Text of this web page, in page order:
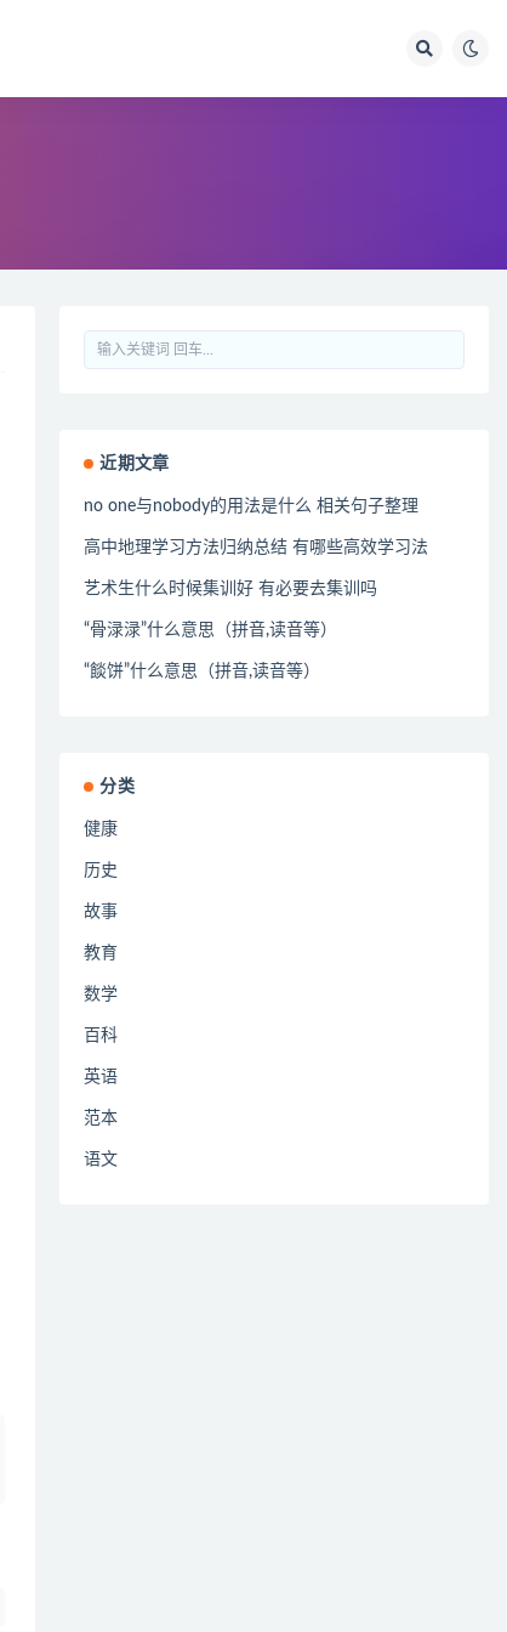
近期文章
no one与nobody的用法是什么 相关句子整理
高中地理学习方法归纳总结 有哪些高效学习法
艺术生什么时候集训好 有必要去集训吗
“骨渌渌”什么意思（拼音,读音等）
“餤饼”什么意思（拼音,读音等）
分类
健康
历史
故事
教育
数学
百科
英语
范本
语文